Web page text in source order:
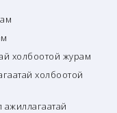
холбоотой журам
холбоотой